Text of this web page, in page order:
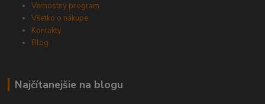
Vernostný program
Všetko o nákupe
Kontakty
Blog
Najčítanejšie na blogu